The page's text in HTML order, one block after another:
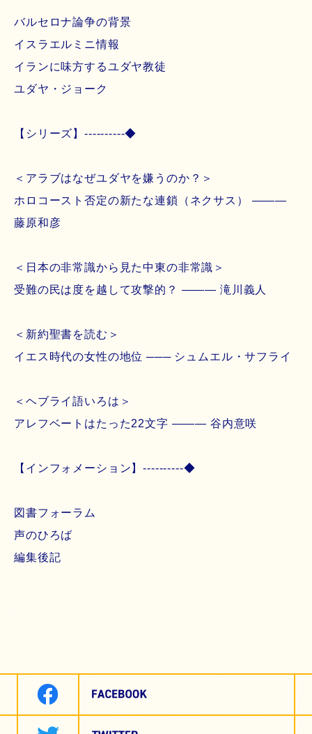
バルセロナ論争の背景
イスラエルミニ情報
イランに味方するユダヤ教徒
ユダヤ・ジョーク
【シリーズ】----------◆
＜アラブはなぜユダヤを嫌うのか？＞
ホロコースト否定の新たな連鎖（ネクサス） ―――
藤原和彦
＜日本の非常識から見た中東の非常識＞
受難の民は度を越して攻撃的？ ――― 滝川義人
＜新約聖書を読む＞
イエス時代の女性の地位 ─── シュムエル・サフライ
＜ヘブライ語いろは＞
アレフベートはたった22文字 ――― 谷内意咲
【インフォメーション】----------◆
図書フォーラム
声のひろば
編集後記